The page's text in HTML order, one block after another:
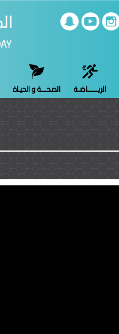
الريــــــاضـة الصحـــة و الحيـاة